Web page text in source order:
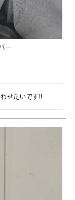
ー
せたいです!!